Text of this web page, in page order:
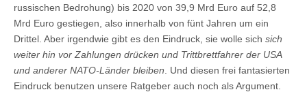
russischen Bedrohung) bis 2020 von 39,9 Mrd Euro auf 52,8
Mrd Euro gestiegen, also innerhalb von fünt Jahren um ein
Drittel. Aber irgendwie gibt es den Eindruck, sie wolle sich sich
weiter hin vor Zahlungen drücken und Trittbrettfahrer der USA
und anderer NATO-Länder bleiben . Und diesen frei fantasierten
Eindruck benutzen unsere Ratgeber auch noch als Argument.